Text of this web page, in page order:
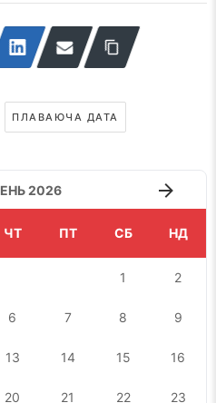
ПЛАВАЮЧА ДАТА
2026
ЧТ ПТ СБ НД
1 2
6 7 8 9
13 14 15 16
20 21 22 23